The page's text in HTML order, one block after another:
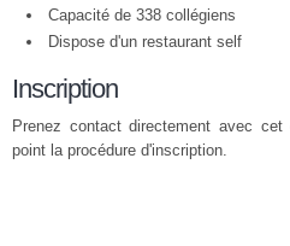
Capacité de 338 collégiens
Dispose d'un restaurant self
Inscription
Prenez contact directement avec
point la procédure d'inscription.